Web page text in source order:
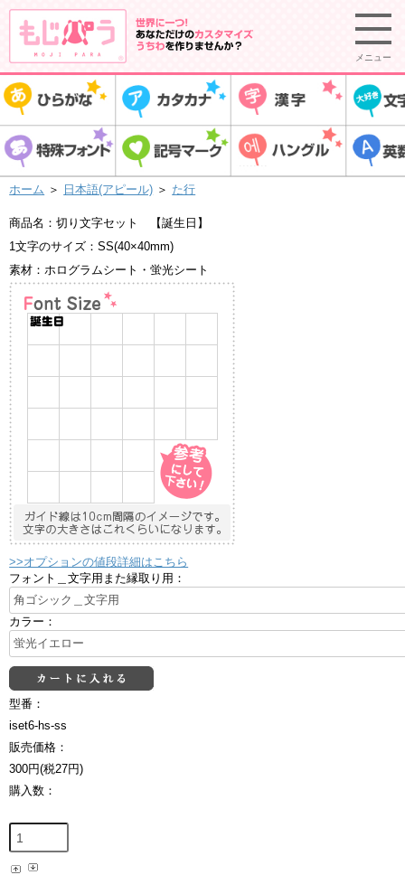
メニュー
ホーム ＞ 日本語(アピール) ＞ た行
商品名：切り文字セット 【誕生日】
1文字のサイズ：SS(40×40mm)
素材：ホログラムシート・蛍光シート
>>オプションの値段詳細はこちら
フォント＿文字用また縁取り用：
カラー：
型番：
iset6-hs-ss
販売価格：
300円(税27円)
購入数：